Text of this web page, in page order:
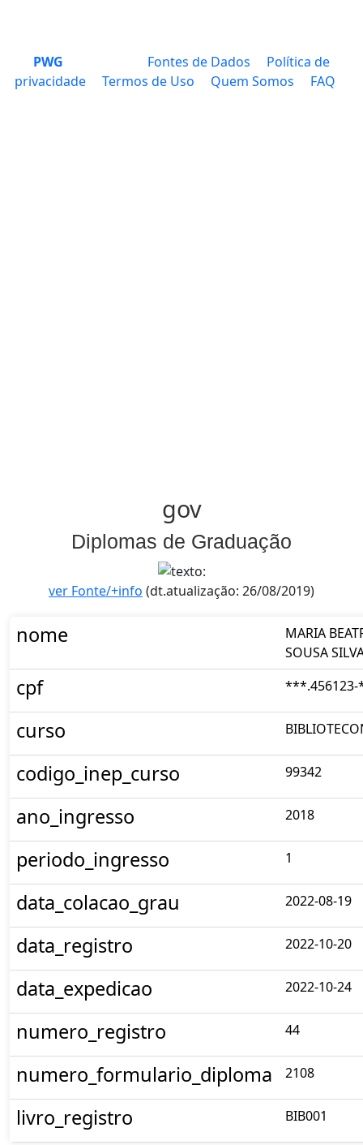
PWG Fontes de Dados
Política de
privacidade
Termos de Uso Quem Somos FAQ
gov
Diplomas de Graduação
ver Fonte/+info (dt.atualização: 26/08/2019)
nome
MARIA
SOUSA
cpf
curso
codigo_inep_curso 99342
ano_ingresso 2018
periodo_ingresso 1
data_colacao_grau 2022-08-19
data_registro 2022-10-20
data_expedicao 2022-10-24
numero_registro 44
numero_formulario_diploma 2108
livro_registro BIB001